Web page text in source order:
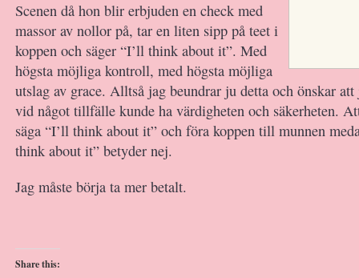
Scenen då hon blir erbjuden en check med
massor av nollor på, tar en liten sipp på teet i
koppen och säger “I’ll think about it”. Med
högsta möjliga kontroll, med högsta möjliga
utslag av grace. Alltså jag beundrar ju detta och önskar att
vid något tillfälle kunde ha värdigheten och säkerheten.
säga “I’ll think about it” och föra koppen till munnen
think about it” betyder nej.
Jag måste börja ta mer betalt.
Share this: